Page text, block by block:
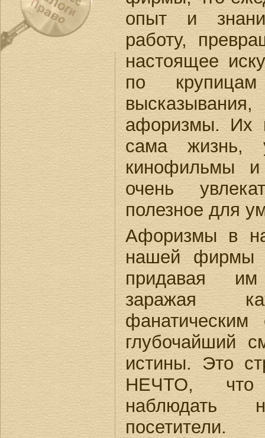
опыт и
работу,
настоящее
по
афоризмы. Их
сама жизнь,
кинофильмы
очень
полезное для
Афоризмы в
нашей фирмы
придавая
заражая
фанатическим
глубочайший
истины. Это
НЕЧТО, что
посетители.